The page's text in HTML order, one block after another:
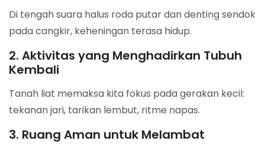
Di tengah suara halus roda putar dan denting sendok
pada cangkir, keheningan terasa hidup.
2. Aktivitas yang Menghadirkan Tubuh
Kembali
Tanah liat memaksa kita fokus pada gerakan kecil:
tekanan jari, tarikan lembut, ritme napas.
3. Ruang Aman untuk Melambat